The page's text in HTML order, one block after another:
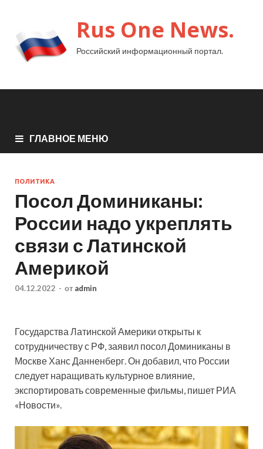
Rus One News.
Российский информационный портал.
ГЛАВНОЕ МЕНЮ
ПОЛИТИКА
Посол Доминиканы:
России надо укреплять
связи с Латинской
Америкой
04.12.2022 - от admin
Государства Латинской Америки открыты к
сотрудничеству с РФ, заявил посол Доминиканы в
Москве Ханс Данненберг. Он добавил, что России
следует наращивать культурное влияние,
экспортировать современные фильмы, пишет РИА
«Новости».